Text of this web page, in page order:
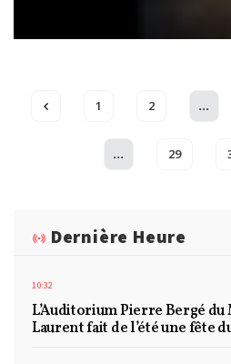
1 2 ...
... 29
Dernière Heure
10:32
L’Auditorium Pierre Bergé du
Laurent fait de l’été une fête